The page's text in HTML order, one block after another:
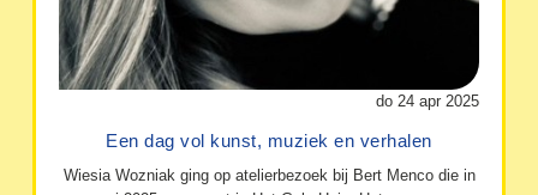
do 24 apr 2025
Een dag vol kunst, muziek en verhalen
Wiesia Wozniak ging op atelierbezoek bij Bert Menco die in